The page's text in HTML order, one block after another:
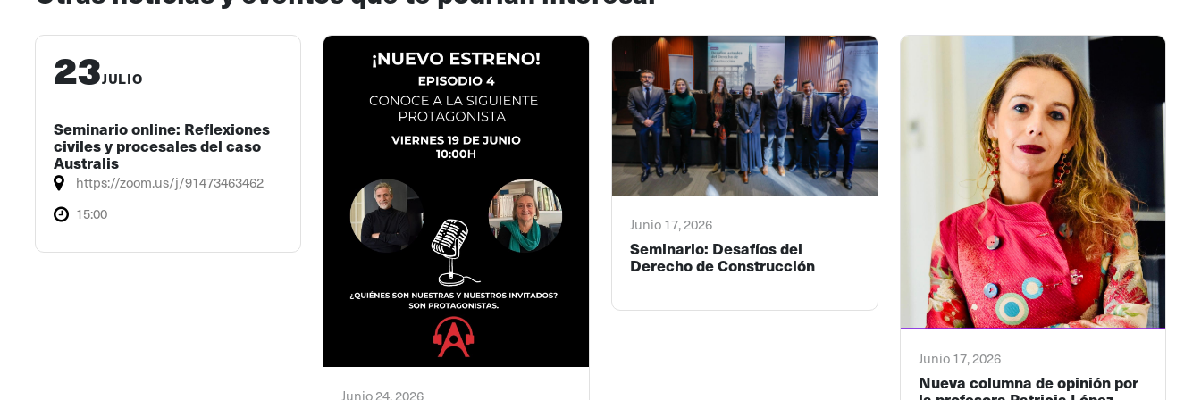
23JULIO
Seminario online: Reflexiones
civiles y procesales del caso
Australis
https://zoom.us/j/91473463462
15:00
Junio 24, 2026
Junio 17, 2026
Seminario: Desafíos del
Derecho de Construcción
Junio 17, 2026
Nueva columna de opinión por